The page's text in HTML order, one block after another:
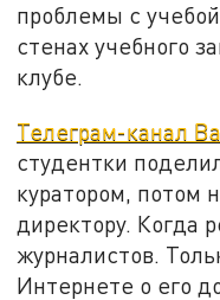
проблемы с
стенах учебного
клубе.
Телеграм-канал
студентки
куратором, потом
директору. Когда
журналистов.
Интернете о его